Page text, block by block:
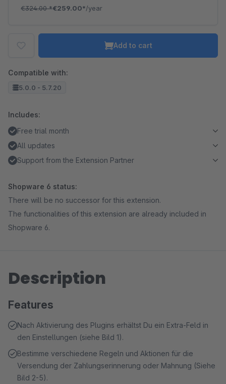
€324.00*€259.00*/year
Add to cart
Compatible with:
5.0.0 - 5.7.20
Includes:
Free trial month
All updates
Support from the Extension Partner
Shopware 6 status:
There will be no successor for this extension.
The functionalities of this extension are already included in
Shopware 6.
Description
Features
Nach Aktivierung des Plugins erhältst Du ein Extra-Feld in
den Einstellungen (siehe Bild 1).
Bestimme verschiedene Regeln und Aktionen für die
Versendung der Zahlungserinnerung oder Mahnung (Siehe
Bild 2-5).